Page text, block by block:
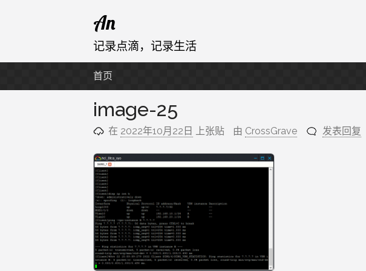
跳
至
内
An
记录点滴，记录生活
首页
image-25
在 2022年10月22日 上张贴 由 CrossGrave 发表回复